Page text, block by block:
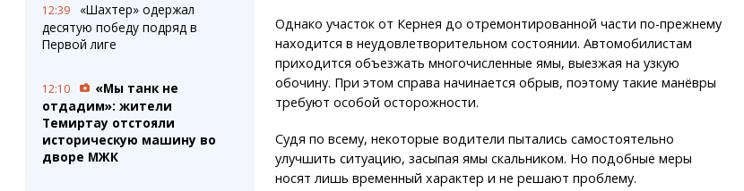
12:39
«Шахтер» одержал
десятую победу подряд в
Первой лиге
12:10
«Мы танк не
отдадим»: жители
Темиртау отстояли
историческую машину во
дворе МЖК
Однако участок от Кернея до отремонтированной части по-прежнему
находится в неудовлетворительном состоянии. Автомобилистам
приходится объезжать многочисленные ямы, выезжая на узкую
обочину. При этом справа начинается обрыв, поэтому такие манёвры
требуют особой осторожности.
Судя по всему, некоторые водители пытались самостоятельно
улучшить ситуацию, засыпая ямы скальником. Но подобные меры
носят лишь временный характер и не решают проблему.